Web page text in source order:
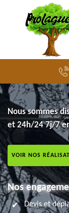
Nous sommes
et 24h/24 7j/7
VOIR NOS
Nos
Devis et